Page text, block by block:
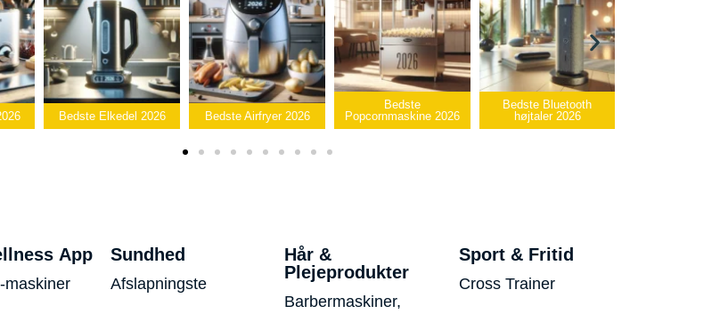
Bedste Elkedel 2026 Bedste Airfryer 2026
Bedste
Popcornmaskine 2026
Bedste Bluetooth
højtaler 2026
App
maskiner
Sundhed
Afslapningste
Hår &
Plejeprodukter
Barbermaskiner,
Sport & Fritid
Cross Trainer